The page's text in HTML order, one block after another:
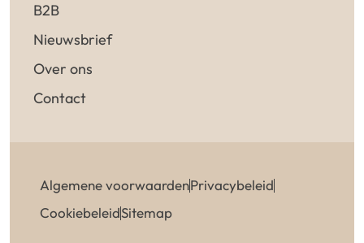
B2B
Nieuwsbrief
Over ons
Contact
Algemene voorwaardenPrivacybeleid
CookiebeleidSitemap